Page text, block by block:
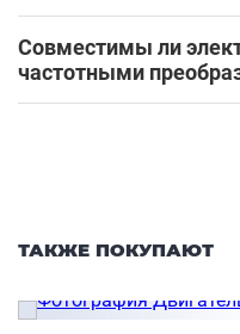
Совместимы ли
частотными
ТАКЖЕ ПОКУПАЮТ